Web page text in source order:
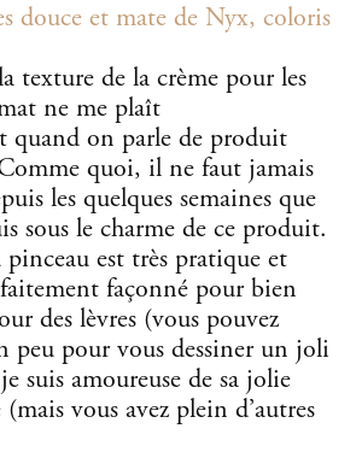
douce et mate de Nyx, coloris
texture de la crème pour les
ne me plaît
quand on parle de produit
quoi, il ne faut jamais
les quelques semaines que
sous le charme de ce produit.
pinceau est très pratique et
façonné pour bien
des lèvres (vous pouvez
peu pour vous dessiner un joli
suis amoureuse de sa jolie
vous avez plein d’autres